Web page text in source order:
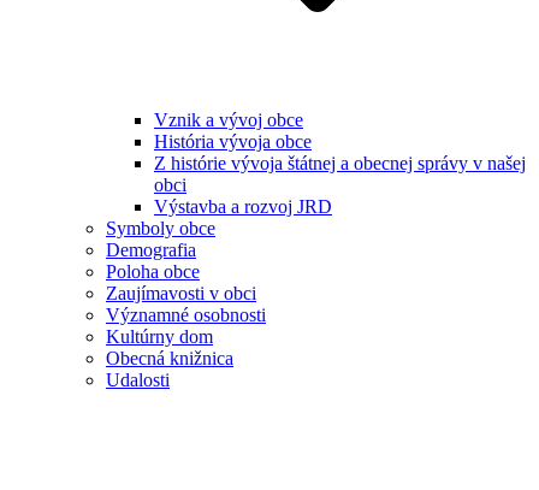
Vznik a vývoj obce
História vývoja obce
Z histórie vývoja štátnej a obecnej správy v našej
obci
Výstavba a rozvoj JRD
Symboly obce
Demografia
Poloha obce
Zaujímavosti v obci
Významné osobnosti
Kultúrny dom
Obecná knižnica
Udalosti